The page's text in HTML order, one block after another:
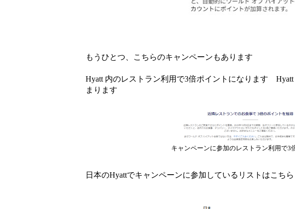
もうひとつ、こちらのキャンペーンもあります
Hyatt 内のレストラン利用で3倍ポイントになります
まります
キャンペーンに参加のレストラン利用で3
日本のHyattでキャンペーンに参加しているリストはこちら